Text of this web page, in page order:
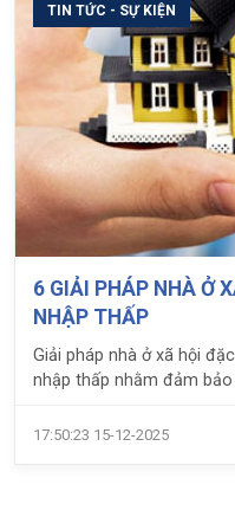
TIN TỨC - SỰ KIỆN
6 GIẢI PHÁP NHÀ Ở
NHẬP THẤP
Giải pháp nhà ở xã hội
nhập thấp nhằm đảm
17:50:23 15-12-2025